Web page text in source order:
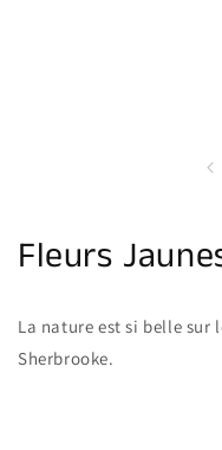
Fleurs
La nature est si belle sur
Sherbrooke.